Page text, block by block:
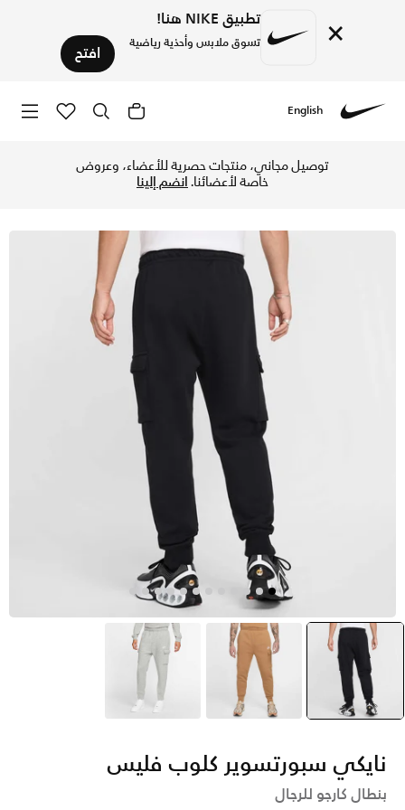
× تطبيق NIKE هنا!
تسوق ملابس وأحذية رياضية افتح
English
توصيل مجاني، منتجات حصرية للأعضاء، وعروض
خاصة لأعضائنا.انضم إلينا
selected
أسود بنى
نايكي سبورتسوير كلوب فليس
بنطال كارجو للرجال